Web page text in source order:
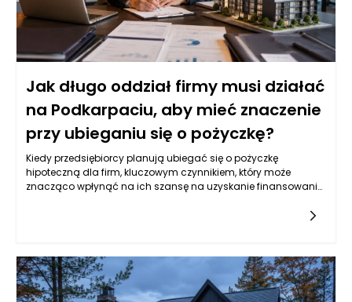
Jak długo oddział firmy musi działać
na Podkarpaciu, aby mieć znaczenie
przy ubieganiu się o pożyczkę?
Kiedy przedsiębiorcy planują ubiegać się o pożyczkę
hipoteczną dla firm, kluczowym czynnikiem, który może
znacząco wpłynąć na ich szansę na uzyskanie finansowania,
często jest jednym z kryteriów oceny wiarygodności
wnioskodawcy. Większa obecność na rynku lokalnym
oznacza zazwyczaj lepsze zrozumienie lokalnych realiów, co z
kolei może przekładać się na pozytywną ocenę wniosku o